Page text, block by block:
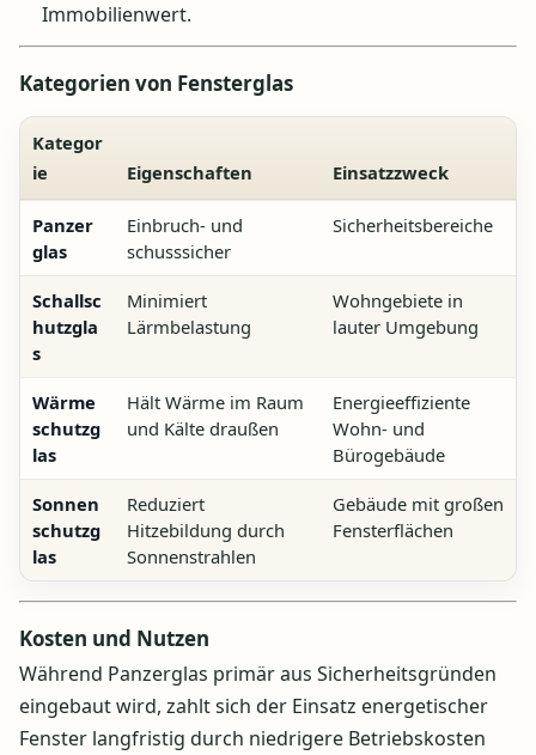
Immobilienwert.
Kategorien von Fensterglas
Kategor
ie
Eigenschaften Einsatzzweck
Panzer
glas
Einbruch- und
schusssicher
Sicherheitsbereiche
Schallsc
hutzgla
s
Minimiert
Lärmbelastung
Wohngebiete in
lauter Umgebung
Wärme
schutzg
las
Hält Wärme im Raum
und Kälte draußen
Energieeffiziente
Wohn- und
Bürogebäude
Sonnen
schutzg
las
Reduziert
Hitzebildung durch
Sonnenstrahlen
Gebäude mit großen
Fensterflächen
Kosten und Nutzen
Während Panzerglas primär aus Sicherheitsgründen
eingebaut wird, zahlt sich der Einsatz energetischer
Fenster langfristig durch niedrigere Betriebskosten